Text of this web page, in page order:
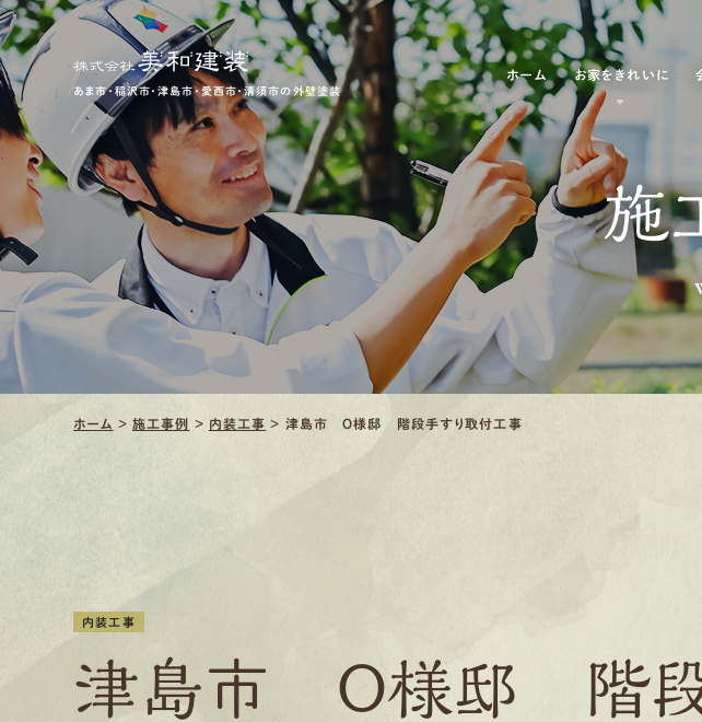
あま市・稲沢市・津島市・愛西市・清須市の外壁塗装
ホーム お家をきれいに
施
ホーム > 施工事例 > 内装工事 > 津島市 O様邸 階段手すり取付工事
内装工事
津島市 O様邸 階